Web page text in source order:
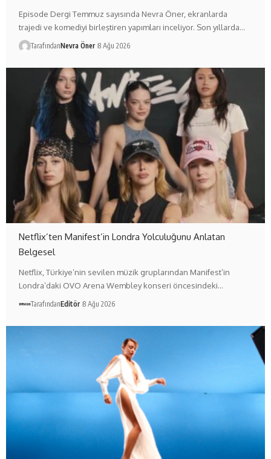
Episode Dergi Temmuz sayısında Nevra Öner, ekranlarda
trajedi ve komediyi birleştiren yapımları inceliyor. Son yıllarda…
TarafındanNevra Öner 8 Ağu 2026
Netflix’ten Manifest’in Londra Yolculuğunu Anlatan
Belgesel
Netflix, Türkiye’nin sevilen müzik gruplarından Manifest’in
Londra’daki OVO Arena Wembley konseri öncesindeki…
TarafındanEditör 8 Ağu 2026